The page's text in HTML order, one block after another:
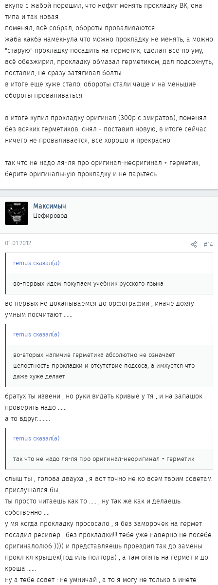
вкупе с жабой порешил, что нефиг менять прокладку ВК, она
типа и так новая
поменял, всё собрал, обороты проваливаются
жаба какбэ намекнула что можно прокладку не менять, а можно
"старую" прокладку посадить на герметик, сделал всё по уму,
всё обезжирил, прокладку обмазал герметиком, дал подсохнуть,
поставил, не сразу затягивал болты
в итоге еще хуже стало, обороты стали чаще и на меньшие
обороты проваливаться
в итоге купил прокладку оригинал (300р с эмиратов), поменял
без всяких герметиков, снял - поставил новую, в итоге сейчас
ничего не проваливается, всё хорошо и прекрасно
так что не надо ля-ля про оригинал-неоригинал + герметик,
берите оригинальную прокладку и не парьтесь
Максимыч
Цефировод
01.01.2012 #14
remus сказал(а):
во-первых идём покупаем учебник русского языка
во первых не докапываемся до орфографии , иначе дохяу
умным посчитают ......
remus сказал(а):
во-вторых наличие герметика абсолютно не означает
целостность прокладки и отсутствие подсоса, а имхуется что
даже хуже делает
братух ты извени , но руки видать кривые у тя , и на запашок
проверить надо ......
а то вдруг.........
remus сказал(а):
так что не надо ля-ля про оригинал-неоригинал + герметик
слыш ты , голова двауха , я вот точно не ко всем твоим советам
прислушался бы ....
ты просто читаешь как то ..... , ну так же как и делаешь
собственно ....
у мя когда прокладку прососало , я без заморочек на гермет
посадил ресивер , без прокладки!!! тебе уже наверно не посебе
оригиналолюб )))) и представляешь проездил так до замены
прокл кл крышек(год иль полтора) , а там опять на гермет и до
креша ......
ну а тебе совет : не умничай , а то я могу не только в инете